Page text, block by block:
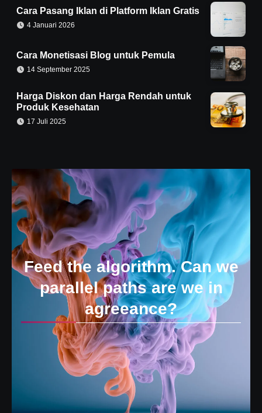
Cara Pasang Iklan di Platform Iklan Gratis
4 Januari 2026
Cara Monetisasi Blog untuk Pemula
14 September 2025
Harga Diskon dan Harga Rendah untuk
Produk Kesehatan
17 Juli 2025
Feed the algorithm. Can we
parallel paths are we in
agreeance?